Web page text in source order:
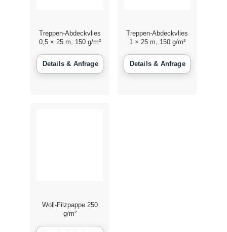
Treppen-Abdeckvlies
0,5 × 25 m, 150 g/m²
Treppen-Abdeckvlies
1 × 25 m, 150 g/m²
Woll-Filzpappe 250
g/m²